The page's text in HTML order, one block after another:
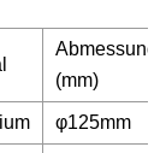
(mm)
φ125mm